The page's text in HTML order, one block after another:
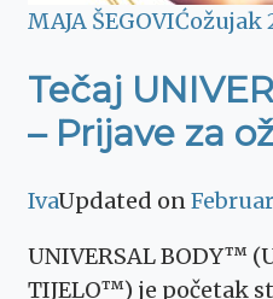
MAJA ŠEGOVIĆožujak
Tečaj
– Prijave za
IvaUpdated on
UNIVERSAL BODY™
TIJELO™) je početak